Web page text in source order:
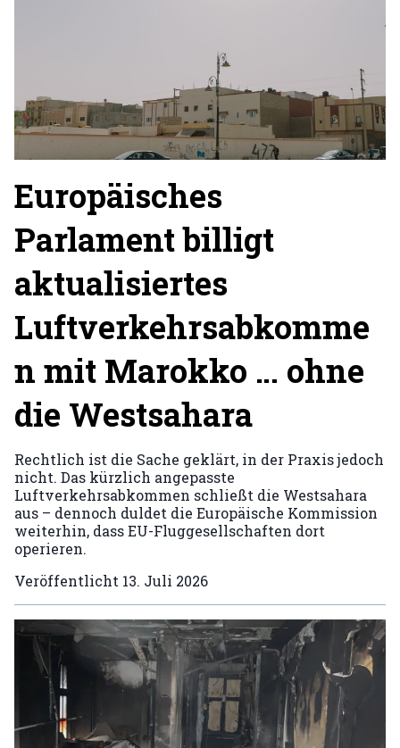
Europäisches
Parlament billigt
aktualisiertes
Luftverkehrsabkomme
n mit Marokko … ohne
die Westsahara
Rechtlich ist die Sache geklärt, in der Praxis jedoch
nicht. Das kürzlich angepasste
Luftverkehrsabkommen schließt die Westsahara
aus – dennoch duldet die Europäische Kommission
weiterhin, dass EU-Fluggesellschaften dort
operieren.
Veröffentlicht 13. Juli 2026